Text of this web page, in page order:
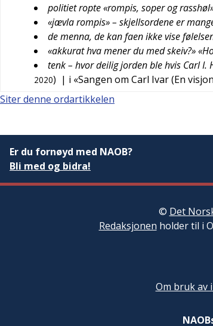
politiet ropte «rompis, soper og
«jævla rompis» – skjellsordene er
de menna, de kan faen ikke vise
«akkurat hva mener du med skeiv?»
tenk – hvor deilig jorden ble hvis Carl I.
2020) | i «Sangen om Carl Ivar (En
Siter denne ordartikkelen
Er du fornøyd med NAOB?
Bli med og bidra!
© Det
Redaksjonen holder til i
Om bruk av